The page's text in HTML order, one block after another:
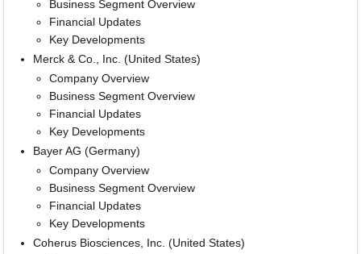
Business Segment Overview
Financial Updates
Key Developments
Merck & Co., Inc. (United States)
Company Overview
Business Segment Overview
Financial Updates
Key Developments
Bayer AG (Germany)
Company Overview
Business Segment Overview
Financial Updates
Key Developments
Coherus Biosciences, Inc. (United States)